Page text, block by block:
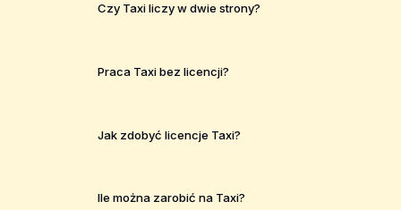
Czy Taxi liczy w dwie strony?
Praca Taxi bez licencji?
Jak zdobyć licencje Taxi?
Ile można zarobić na Taxi?